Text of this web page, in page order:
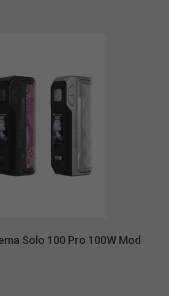
Solo 100 Pro 100W Mod